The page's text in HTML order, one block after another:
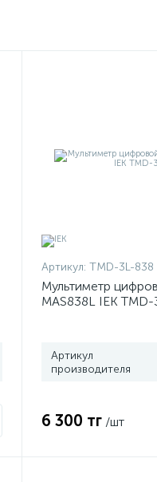
Артикул: TMD-3L-838
Мультиметр
MAS838L IEK
Артикул
производителя
6 300 тг /шт